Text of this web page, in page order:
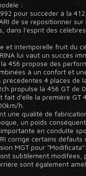
:
pour succéder à la
de se repositionner
dans l'esprit des
et intemporelle fruit du
lui vaut un succès
456 propose des
à un confort et
précédentes 4 places de
propulse la 456 GT de
fait d'elle la première GT
h.
une qualité de
un poids
en conduite
corrige certains
MGT pour
subtilement modifées,
sont également